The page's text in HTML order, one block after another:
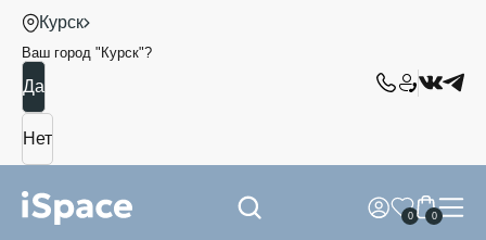
Курск
Ваш город " Курск"?
0 0